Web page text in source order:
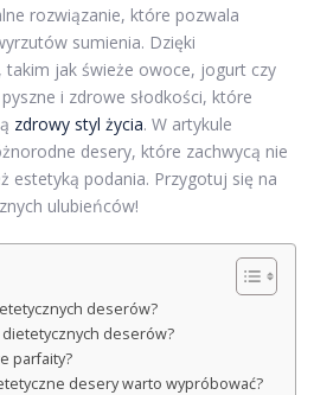
rozwiązanie, które pozwala
sumienia. Dzięki
takim jak świeże owoce, jogurt czy
i zdrowe słodkości, które
zdrowy styl życia. W artykule
desery, które zachwycą nie
estetyką podania. Przygotuj się na
ulubieńców!
deserów?
dietetycznych deserów?
parfaity?
desery warto wypróbować?